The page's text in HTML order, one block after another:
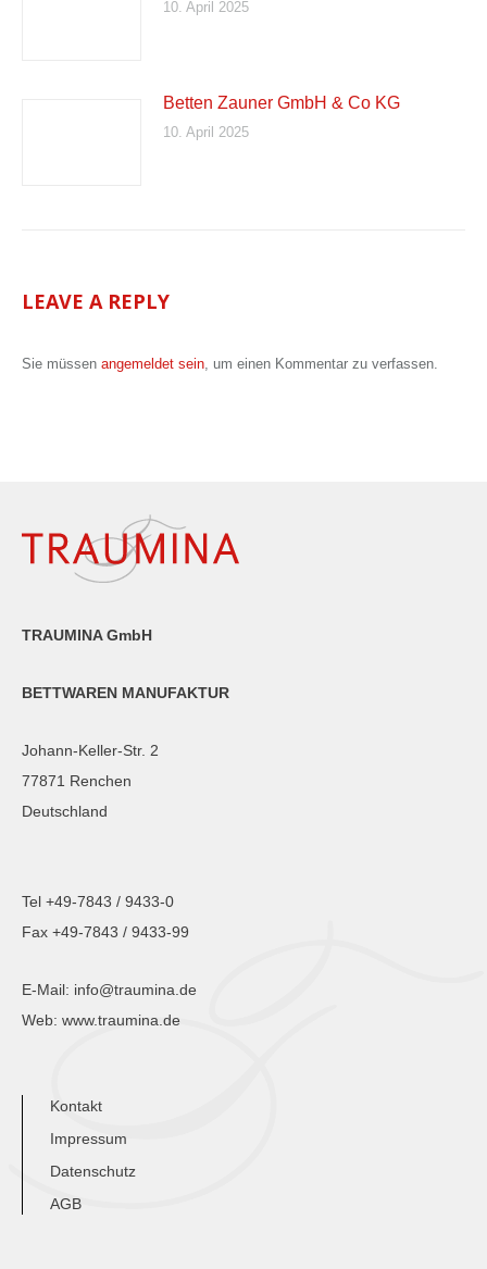
10. April 2025
Betten Zauner GmbH & Co KG
10. April 2025
LEAVE A REPLY
Sie müssen angemeldet sein, um einen Kommentar zu verfassen.
TRAUMINA GmbH
BETTWAREN MANUFAKTUR
Johann-Keller-Str. 2
77871 Renchen
Deutschland
Tel +49-7843 / 9433-0
Fax +49-7843 / 9433-99
E-Mail: info@traumina.de
Web: www.traumina.de
Kontakt
Impressum
Datenschutz
AGB